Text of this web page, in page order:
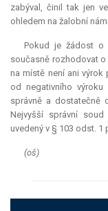
zabýval, činil tak jen
ohledem na žalobní
Pokud je žádost o
současně rozhodovat
na místě není ani
od negativního
správně a dostatečně
Nejvyšší správní
uvedený v § 103 odst. 1
(oš)